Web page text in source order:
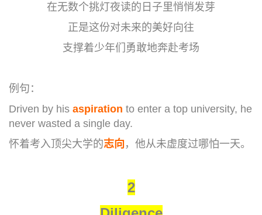
在无数个挑灯夜读的日子里悄悄发芽
正是这份对未来的美好向往
支撑着少年们勇敢地奔赴考场
例句：
Driven by his aspiration to enter a top university, he
never wasted a single day.
怀着考入顶尖大学的志向 ，他从未虚度过哪怕一天。
2